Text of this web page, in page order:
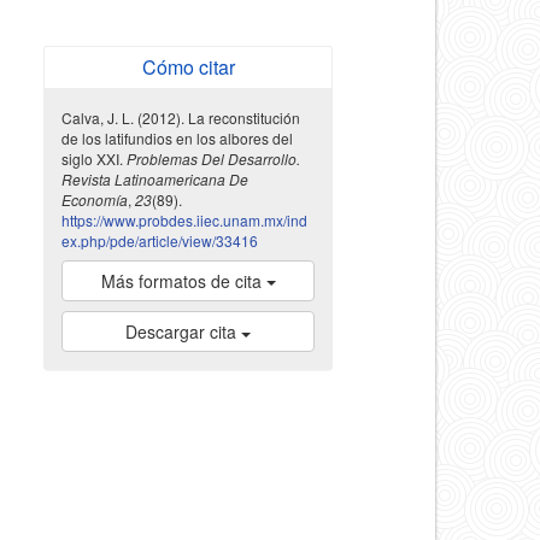
Cómo citar
Calva, J. L. (2012). La reconstitución
de los latifundios en los albores del
siglo XXI. Problemas Del Desarrollo.
Revista Latinoamericana De
Economía, 23(89).
https://www.probdes.iiec.unam.mx/ind
ex.php/pde/article/view/33416
Más formatos de cita
Descargar cita